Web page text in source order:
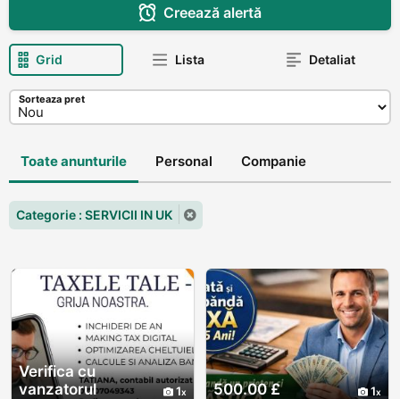
Creează alertă
Grid Lista Detaliat
Sorteaza pret
Toate anunturile Personal Companie
Categorie : SERVICII IN UK
Verifica cu
vanzatorul
1 500.00 £ 1